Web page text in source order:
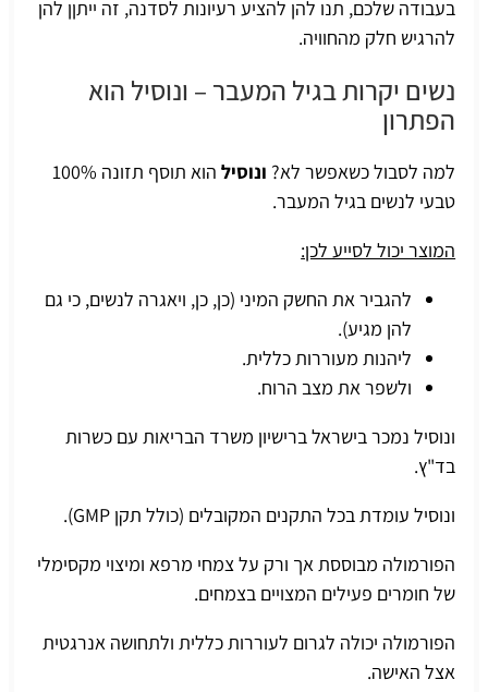
בעבודה שלכם, תנו להן להציע רעיונות לסדנה, זה ייתןן להן
להרגיש חלק מהחוויה.
נשים יקרות בגיל המעבר – ונוסיל הוא
הפתרון
למה לסבול כשאפשר לא? ונוסיל
הוא תוסף תזונה 100%
טבעי לנשים בגיל המעבר.
המוצר יכול לסייע לכן:
להגביר את החשק המיני (כן, כן, ויאגרה לנשים, כי גם
להן מגיע).
ליהנות מעוררות כללית.
ולשפר את מצב הרוח.
ונוסיל נמכר בישראל ברישיון משרד הבריאות עם כשרות
בד"ץ.
ונוסיל עומדת בכל התקנים המקובלים (כולל תקן GMP).
הפורמולה מבוססת אך ורק על צמחי מרפא ומיצוי מקסימלי
של חומרים פעילים המצויים בצמחים.
הפורמולה יכולה לגרום לעוררות כללית ולתחושה אנרגטית
אצל האישה.